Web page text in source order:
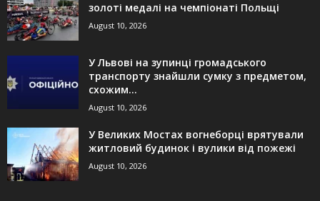
золоті медалі на чемпіонаті Польщі
August 10, 2026
У Львові на зупинці громадського
транспорту знайшли сумку з предметом,
схожим...
August 10, 2026
У Великих Мостах вогнеборці врятували
житловий будинок і вулики від пожежі
August 10, 2026